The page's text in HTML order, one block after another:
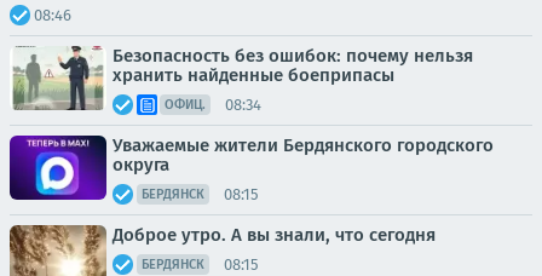
08:46
Безопасность без ошибок: почему нельзя
хранить найденные боеприпасы
ОФИЦ. 08:34
Уважаемые жители Бердянского городского
округа
БЕРДЯНСК 08:15
Доброе утро. А вы знали, что сегодня
БЕРДЯНСК 08:15